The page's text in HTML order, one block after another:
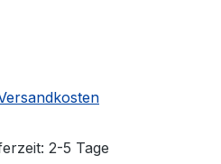
2-5 Tage